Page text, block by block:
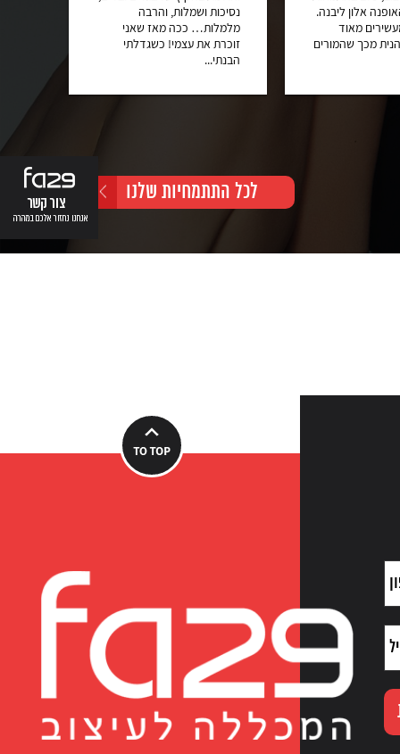
אלון ליבנה.
מאוד
מכך שהמורים
נסיכות ושמלות, והרבה
מלמלות… ככה מאז שאני
זוכרת את עצמי! כשגדלתי
הבנתי...
לכל התתמחיות שלנו